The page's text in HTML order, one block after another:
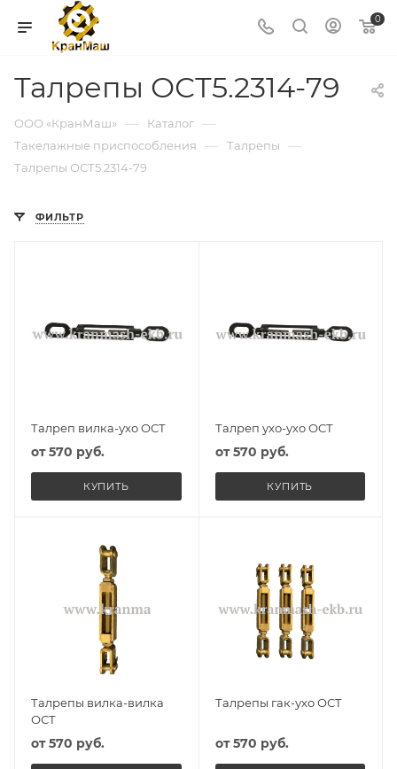
0
Талрепы ОСТ5.2314-79
ООО «КранМаш» — Каталог —
Такелажные приспособления — Талрепы —
Талрепы ОСТ5.2314-79
ФИЛЬТР
Талреп вилка-ухо ОСТ
от570 руб.
КУПИТЬ
Талреп ухо-ухо ОСТ
от570 руб.
КУПИТЬ
Талрепы вилка-вилка
ОСТ
от570 руб.
Талрепы гак-ухо ОСТ
от570 руб.